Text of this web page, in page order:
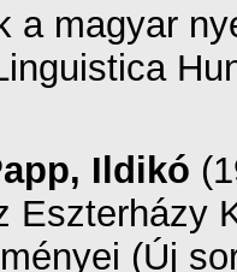
a magyar
Ildikó
Eszterházy
(Új